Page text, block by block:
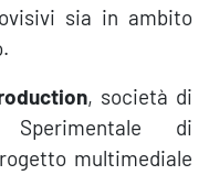
sia in ambito
, società di
di
multimediale